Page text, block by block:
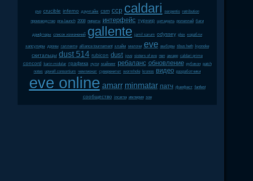
pvp crucible inferno даунтайм csm ccp caldari serpentis retribution
производство pre-launch 2008 пираты интерфейс турнир цитадель ролеплей баги
дрифтеры список изменений gallente jamil sarum odyssey plex корабли
капсулиры дроны галленте alliance tournament клайм мелочи eve выборы tibus heth kyonoke
скитальцы dust 514 rubicon dust jove sisters of eve пвп амарр caldari prime
concord karin midular графика нули майнинг ребаланс обновление рубикон patch
notes upwell consortium чемпионат суверенитет wormhole kronos видео разработчики
eve online amarr minmatar патч фанфест fanfest
сообщество incarna империя soe